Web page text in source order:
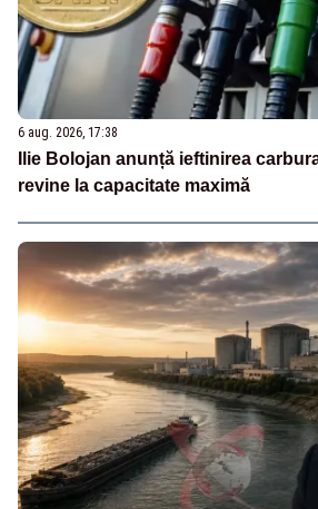
6 aug. 2026, 17:38
Ilie Bolojan anunță ieftinirea
revine la capacitate maximă